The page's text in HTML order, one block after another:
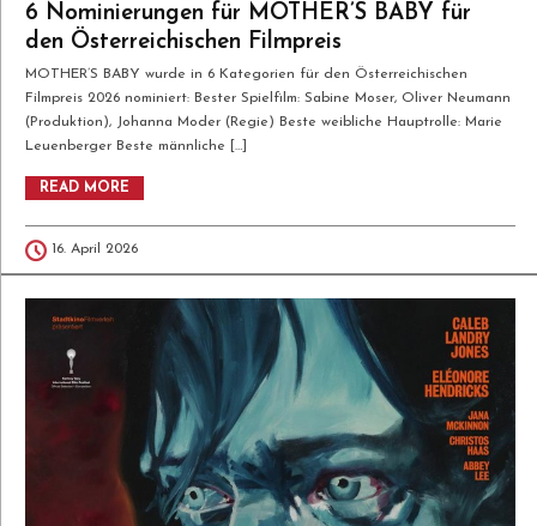
6 Nominierungen für MOTHER’S BABY für
den Österreichischen Filmpreis
MOTHER’S BABY wurde in 6 Kategorien für den Österreichischen
Filmpreis 2026 nominiert: Bester Spielfilm: Sabine Moser, Oliver Neumann
(Produktion), Johanna Moder (Regie) Beste weibliche Hauptrolle: Marie
Leuenberger Beste männliche […]
READ MORE
16. April 2026